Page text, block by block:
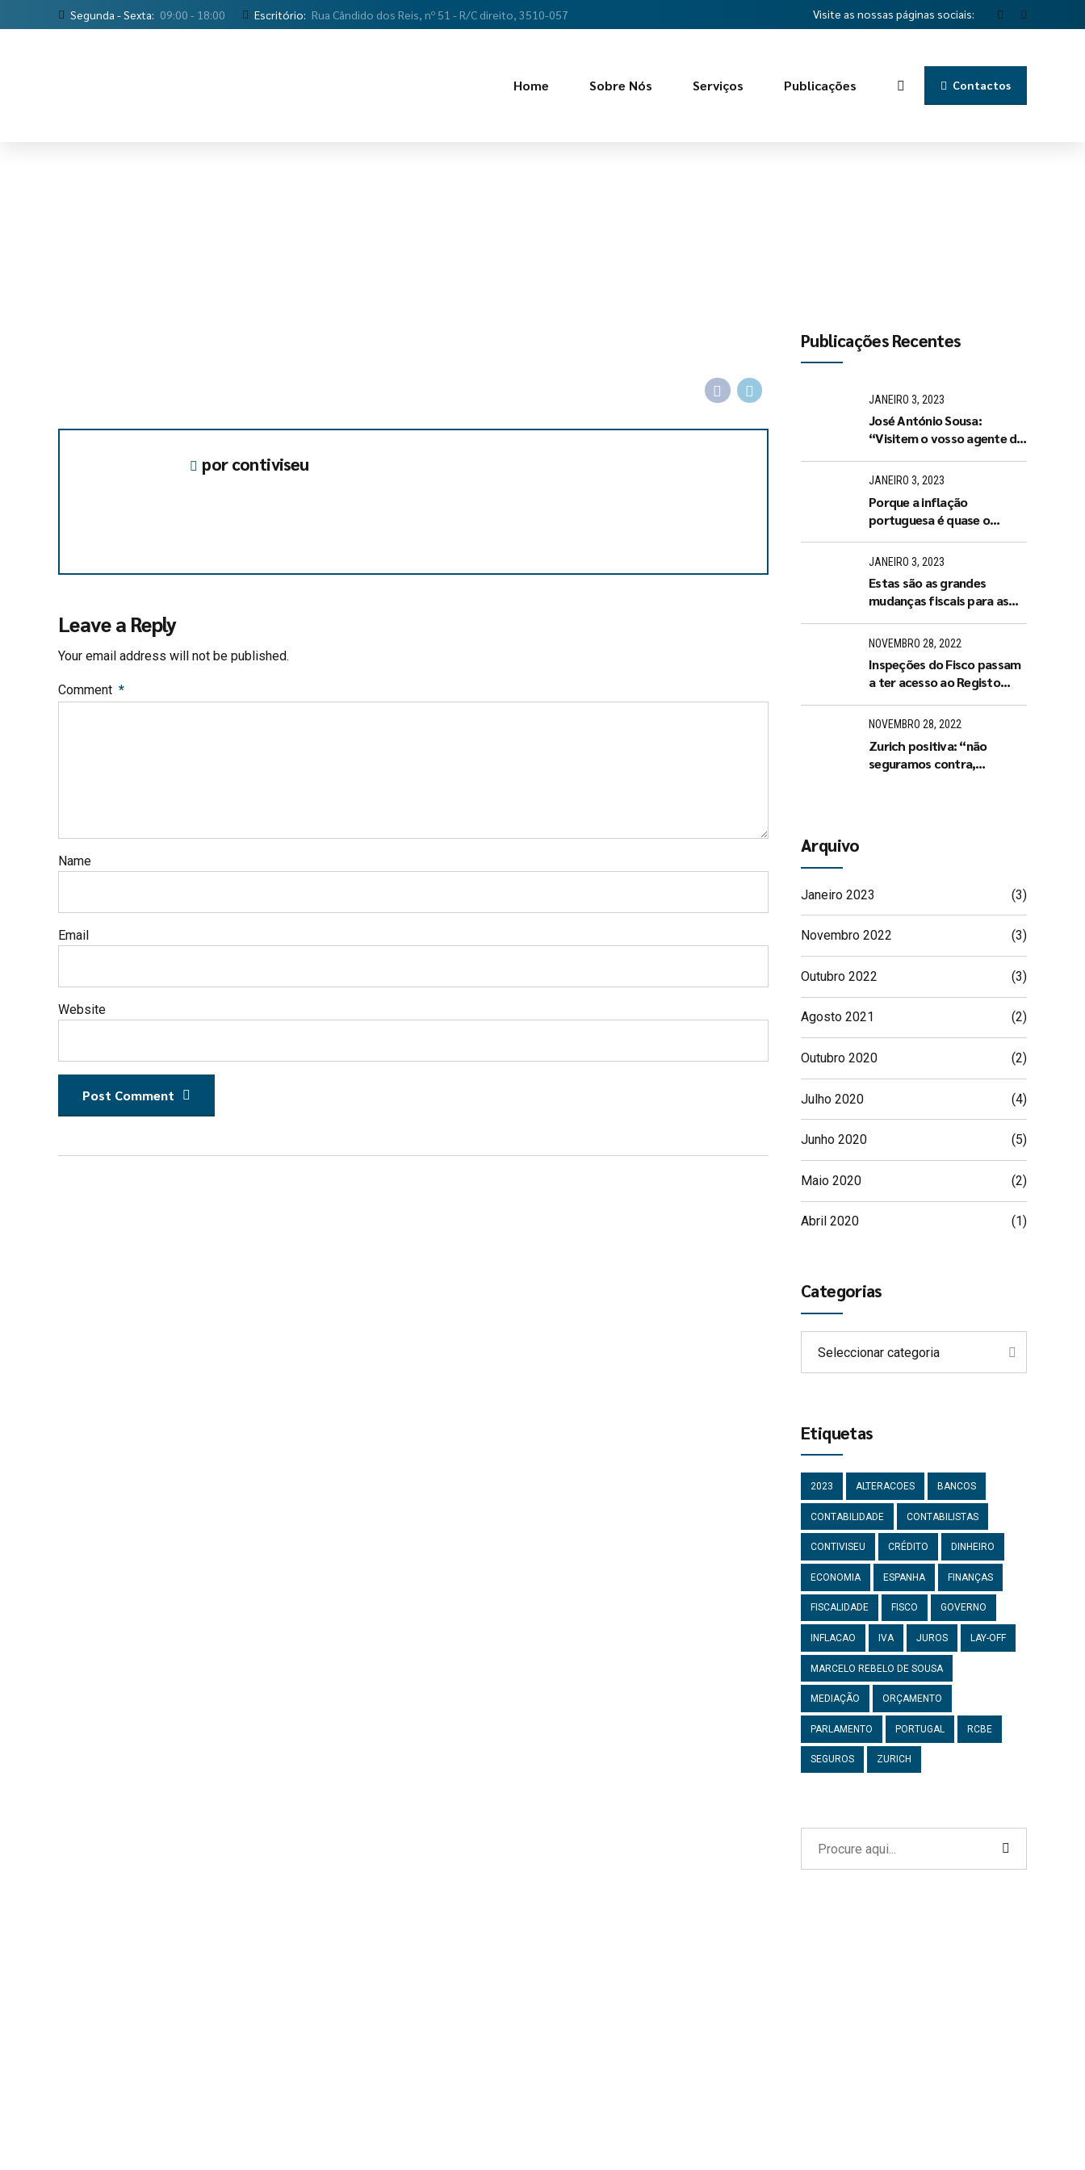
Segunda - Sexta: 09:00 - 18:00 Escritório: Rua Cândido dos Reis, nº 51 - R/C direito, 3510-057 Visite as nossas páginas sociais:
Contactos
Home Sobre Nós Serviços Publicações
por contiviseu
Leave a Reply
Your email address will not be published.
Comment *
Name
Email
Website
Post Comment
Publicações Recentes
JANEIRO 3, 2023
José António Sousa:
“Visitem o vosso agente de
arranjar um de imediato”
JANEIRO 3, 2023
Porque a inflação
portuguesa é quase o
JANEIRO 3, 2023
Estas são as grandes
mudanças fiscais para as
2023
NOVEMBRO 28, 2022
Inspeções do Fisco passam
a ter acesso ao Registo
Efetivo
NOVEMBRO 28, 2022
Zurich positiva: “não
seguramos contra,
Arquivo
Janeiro 2023 (3)
Novembro 2022 (3)
Outubro 2022 (3)
Agosto 2021 (2)
Outubro 2020 (2)
Julho 2020 (4)
Junho 2020 (5)
Maio 2020 (2)
Abril 2020 (1)
Categorias
Seleccionar categoria
Etiquetas
2023 ALTERACOES BANCOS
CONTABILIDADE CONTABILISTAS
CONTIVISEU CRÉDITO DINHEIRO
ECONOMIA ESPANHA FINANÇAS
FISCALIDADE FISCO GOVERNO
INFLACAO IVA JUROS LAY-OFF
MARCELO REBELO DE SOUSA
MEDIAÇÃO ORÇAMENTO
PARLAMENTO PORTUGAL RCBE
SEGUROS ZURICH